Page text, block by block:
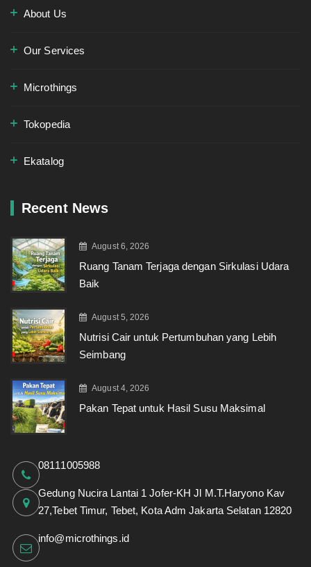
About Us
Our Services
Microthings
Tokopedia
Ekatalog
Recent News
August 6, 2026
Ruang Tanam Terjaga dengan Sirkulasi Udara
Baik
August 5, 2026
Nutrisi Cair untuk Pertumbuhan yang Lebih
Seimbang
August 4, 2026
Pakan Tepat untuk Hasil Susu Maksimal
08111005988
Gedung Nucira Lantai 1 Jofer-KH Jl M.T.Haryono Kav
27,Tebet Timur, Tebet, Kota Adm Jakarta Selatan 12820
info@microthings.id